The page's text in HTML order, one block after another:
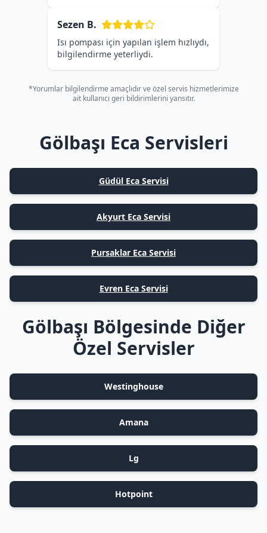
Sezen B.
Isı pompası için yapılan işlem hızlıydı,
bilgilendirme yeterliydi.
*Yorumlar bilgilendirme amaçlıdır ve özel servis hizmetlerimize
ait kullanıcı geri bildirimlerini yansıtır.
Gölbaşı Eca Servisleri
Güdül Eca Servisi
Akyurt Eca Servisi
Pursaklar Eca Servisi
Evren Eca Servisi
Gölbaşı Bölgesinde Diğer
Özel Servisler
Westinghouse
Amana
Lg
Hotpoint